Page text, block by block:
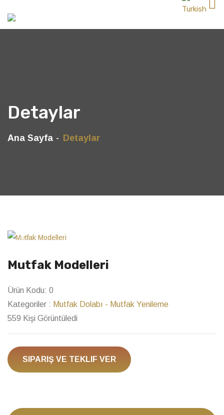
Detaylar
Ana Sayfa Detaylar
Mutfak Modelleri
Ürün Kodu: 0
Kategoriler : Mutfak Dolabı - Mutfak Yenileme
559 Kişi Görüntüledi
SIPARIŞ VE TEKLIF VER